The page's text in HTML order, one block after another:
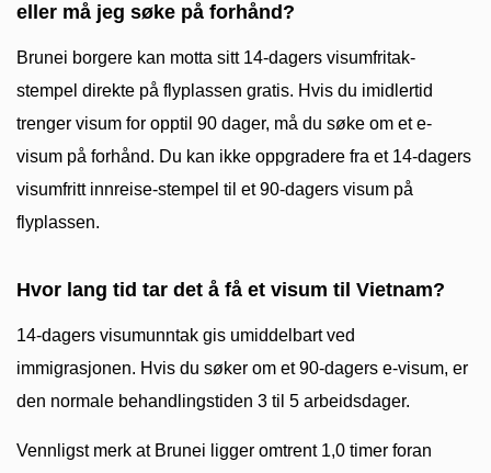
eller må jeg søke på forhånd?
Brunei borgere kan motta sitt 14-dagers visumfritak-
stempel direkte på flyplassen gratis. Hvis du imidlertid
trenger visum for opptil 90 dager, må du søke om et e-
visum på forhånd. Du kan ikke oppgradere fra et 14-dagers
visumfritt innreise-stempel til et 90-dagers visum på
flyplassen.
Hvor lang tid tar det å få et visum til Vietnam?
14-dagers visumunntak gis umiddelbart ved
immigrasjonen. Hvis du søker om et 90-dagers e-visum, er
den normale behandlingstiden 3 til 5 arbeidsdager.
Vennligst merk at Brunei ligger omtrent 1,0 timer foran